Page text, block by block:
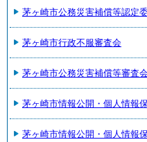
茅ヶ崎市公務災害補償等認定
茅ヶ崎市行政不服審査会
茅ヶ崎市公務災害補償等審査
茅ヶ崎市情報公開・個人情報
茅ヶ崎市情報公開・個人情報